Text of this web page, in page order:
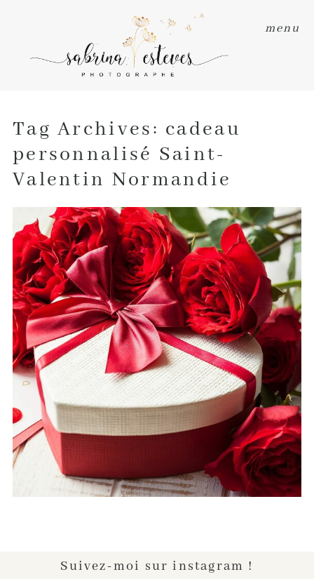
menu
Tag Archives: cadeau
personnalisé Saint-
Valentin Normandie
5 IDÉES DE CADEAUX DE DERNIÈRE
MINUTE POUR LA SAINT-VALENTIN 🎁
💖 (RAPIDE, ORIGINAL ET
DISPONIBLE IMMÉDIATEMENT !)
Lire l'article...
Suivez-moi sur instagram !